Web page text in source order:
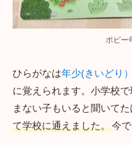
ポピー
ひらがなは年少(きいどり）
に覚えられます。小学校
まない子もいると聞いてた
て学校に通えました。今